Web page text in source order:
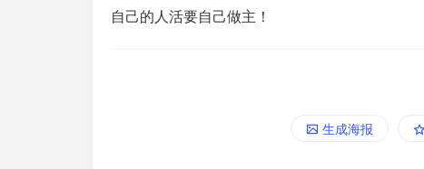
自己的人活要自己做主！
生成海报